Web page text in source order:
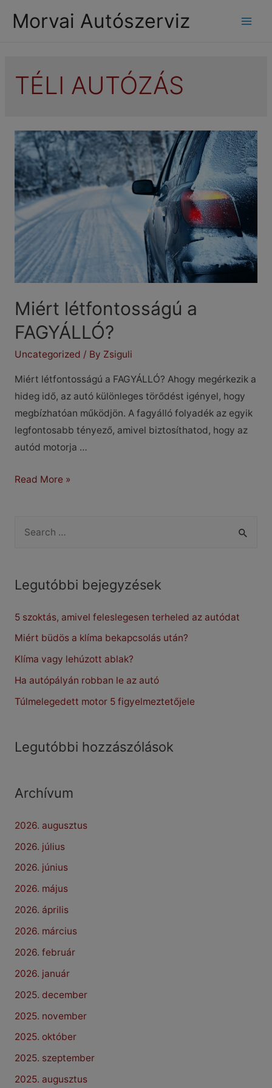
Morvai Autószerviz
TÉLI AUTÓZÁS
Miért létfontosságú a
FAGYÁLLÓ?
Uncategorized / By Zsiguli
Miért létfontosságú a FAGYÁLLÓ? Ahogy megérkezik a
hideg idő, az autó különleges törődést igényel, hogy
megbízhatóan működjön. A fagyálló folyadék az egyik
legfontosabb tényező, amivel biztosíthatod, hogy az
autód motorja …
Miért
FAGYÁLLÓ?
Read More »
r
h
f
o
r
Legutóbbi bejegyzések
5 szoktás, amivel feleslegesen terheled az autódat
Miért büdös a klíma bekapcsolás után?
Klíma vagy lehúzott ablak?
Ha autópályán robban le az autó
Túlmelegedett motor 5 figyelmeztetőjele
Legutóbbi hozzászólások
Archívum
2026. augusztus
2026. július
2026. június
2026. május
2026. április
2026. március
2026. február
2026. január
2025. december
2025. november
2025. október
2025. szeptember
2025. augusztus